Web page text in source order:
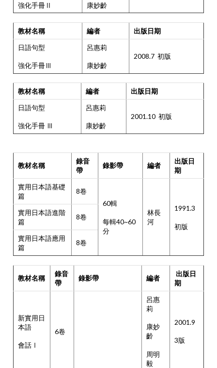
強化手冊Ⅱ 康妙齡
教材名稱 編者
出版日期
日語句型
強化手冊Ⅲ
呂惠莉
康妙齡
2008.7 初版
教材名稱 編者
出版日期
日語句型
強化手冊 Ⅲ
呂惠莉
康妙齡
2001.10 初版
教材名稱
錄音
帶
錄影帶 編者
出版日
期
實用日本語基礎
篇
8卷
60輯
每輯40~60
分
林長
河
1991.3
初版
實用日本語進階
篇
8卷
實用日本語應用
篇
8卷
教材名稱
錄音
帶
錄影帶 編者
出版日
期
新實用日
本語
會話Ⅰ
6卷
呂惠
莉
康妙
齡
周明
毅
2001.9
3版